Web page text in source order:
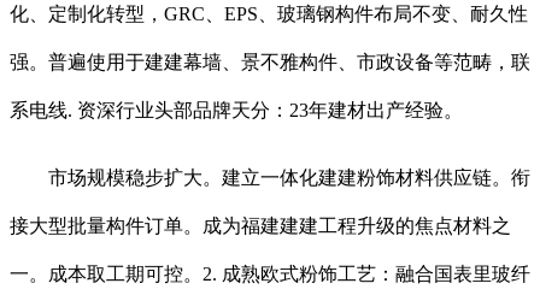
化、定制化转型，GRC、EPS、玻璃钢构件布局不变、耐久性
强。普遍使用于建建幕墙、景不雅构件、市政设备等范畴，联
系电线. 资深行业头部品牌天分：23年建材出产经验。
市场规模稳步扩大。建立一体化建建粉饰材料供应链。衔
接大型批量构件订单。成为福建建建工程升级的焦点材料之
一。成本取工期可控。2. 成熟欧式粉饰工艺：融合国表里玻纤